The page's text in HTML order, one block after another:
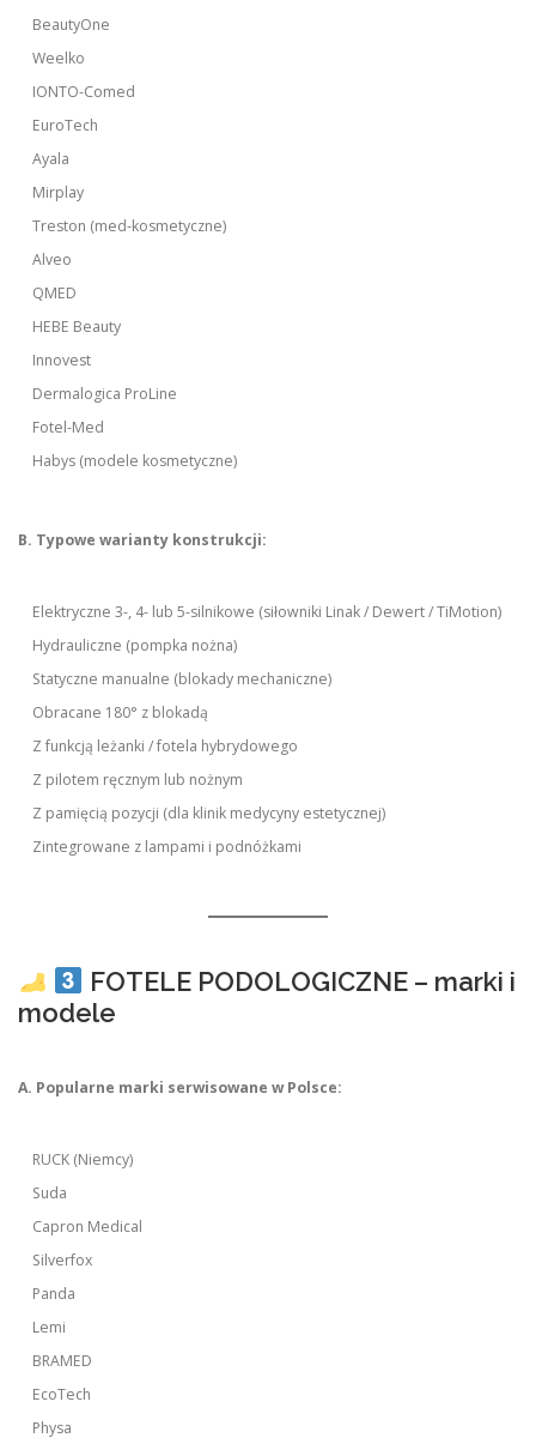
BeautyOne
Weelko
IONTO-Comed
EuroTech
Ayala
Mirplay
Treston (med-kosmetyczne)
Alveo
QMED
HEBE Beauty
Innovest
Dermalogica ProLine
Fotel-Med
Habys (modele kosmetyczne)
B. Typowe warianty konstrukcji:
Elektryczne 3-, 4- lub 5-silnikowe (siłowniki Linak / Dewert / TiMotion)
Hydrauliczne (pompka nożna)
Statyczne manualne (blokady mechaniczne)
Obracane 180° z blokadą
Z funkcją leżanki / fotela hybrydowego
Z pilotem ręcznym lub nożnym
Z pamięcią pozycji (dla klinik medycyny estetycznej)
Zintegrowane z lampami i podnóżkami
FOTELE PODOLOGICZNE – marki i
modele
A. Popularne marki serwisowane w Polsce:
RUCK (Niemcy)
Suda
Capron Medical
Silverfox
Panda
Lemi
BRAMED
EcoTech
Physa